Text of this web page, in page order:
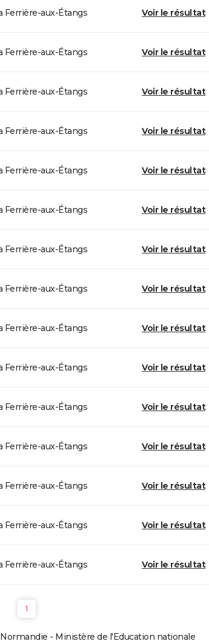
Ferrière-aux-Étangs Voir le résultat
Ferrière-aux-Étangs Voir le résultat
Ferrière-aux-Étangs Voir le résultat
Ferrière-aux-Étangs Voir le résultat
Ferrière-aux-Étangs Voir le résultat
Ferrière-aux-Étangs Voir le résultat
Ferrière-aux-Étangs Voir le résultat
Ferrière-aux-Étangs Voir le résultat
Ferrière-aux-Étangs Voir le résultat
Ferrière-aux-Étangs Voir le résultat
Ferrière-aux-Étangs Voir le résultat
Ferrière-aux-Étangs Voir le résultat
Ferrière-aux-Étangs Voir le résultat
Ferrière-aux-Étangs Voir le résultat
Ferrière-aux-Étangs Voir le résultat
1
- Ministère de l'Education nationale